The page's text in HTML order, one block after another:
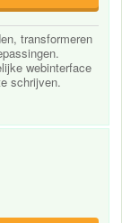
transformeren
webinterface
schrijven.